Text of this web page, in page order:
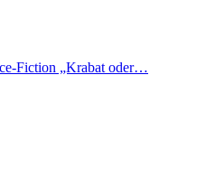
Fiction „Krabat oder…